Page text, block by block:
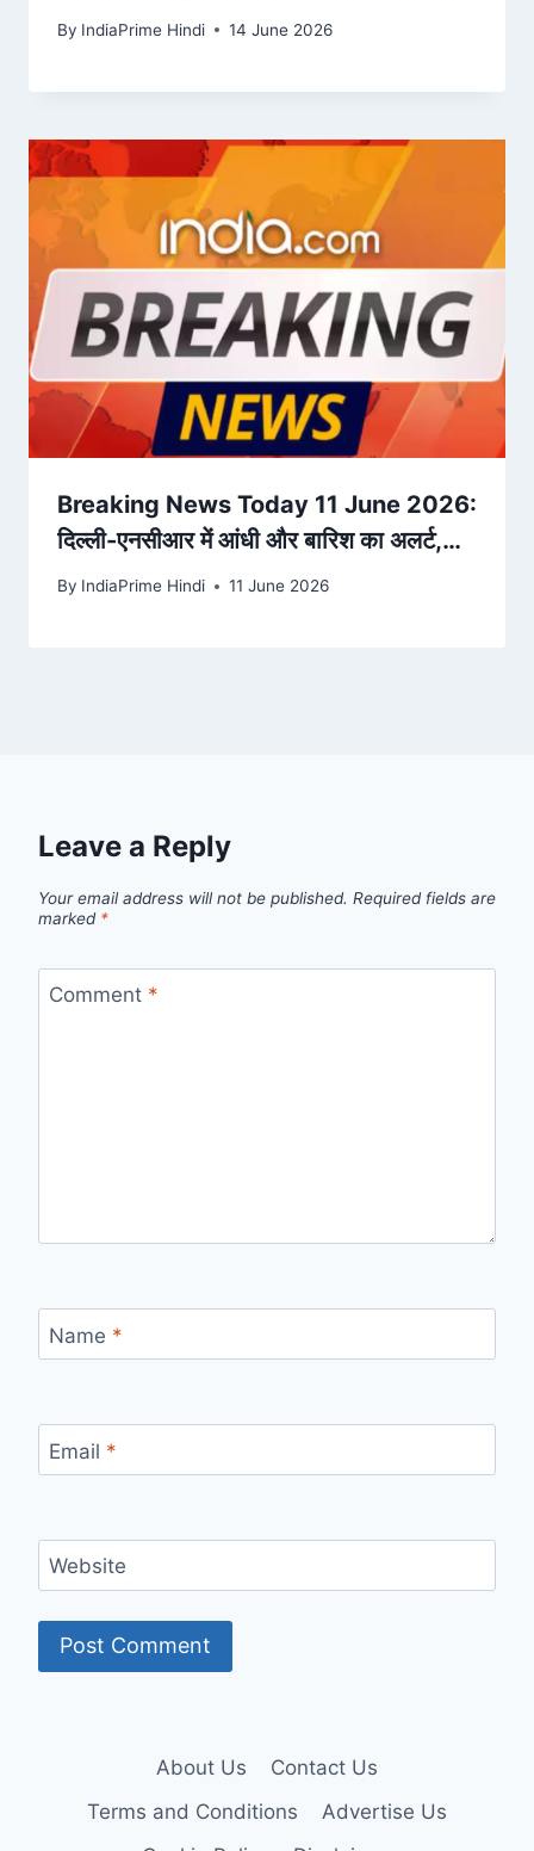
By IndiaPrime Hindi 14 June 2026
Breaking News Today 11 June 2026:
दिल्ली-एनसीआर में आंधी और बारिश का अलर्ट,
तूफानी हवाओं के साथ होगी जोरदार ब –
By IndiaPrime Hindi 11 June 2026
Leave a Reply
Your email address will not be published. Required fields are
marked *
Comment *
Name *
Email *
Website
About Us
Contact Us
Terms and Conditions
Advertise Us